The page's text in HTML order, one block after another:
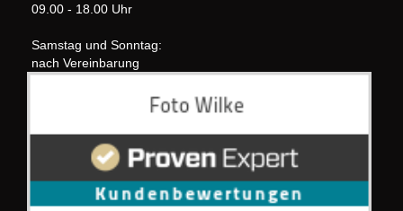
09.00 - 18.00 Uhr
Samstag und Sonntag:
nach Vereinbarung